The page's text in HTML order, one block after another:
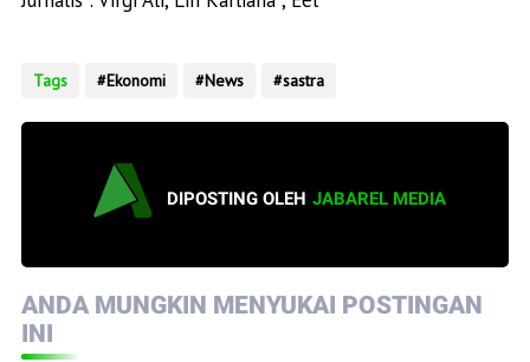
Tags Ekonomi News sastra
DIPOSTING OLEH JABAREL MEDIA
ANDA MUNGKIN MENYUKAI POSTINGAN
INI